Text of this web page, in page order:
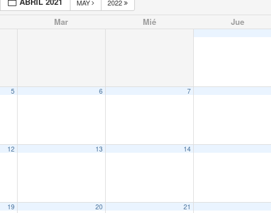
MAY 2022
Mar Mié Jue
5 6 7
12 13 14
19 20 21